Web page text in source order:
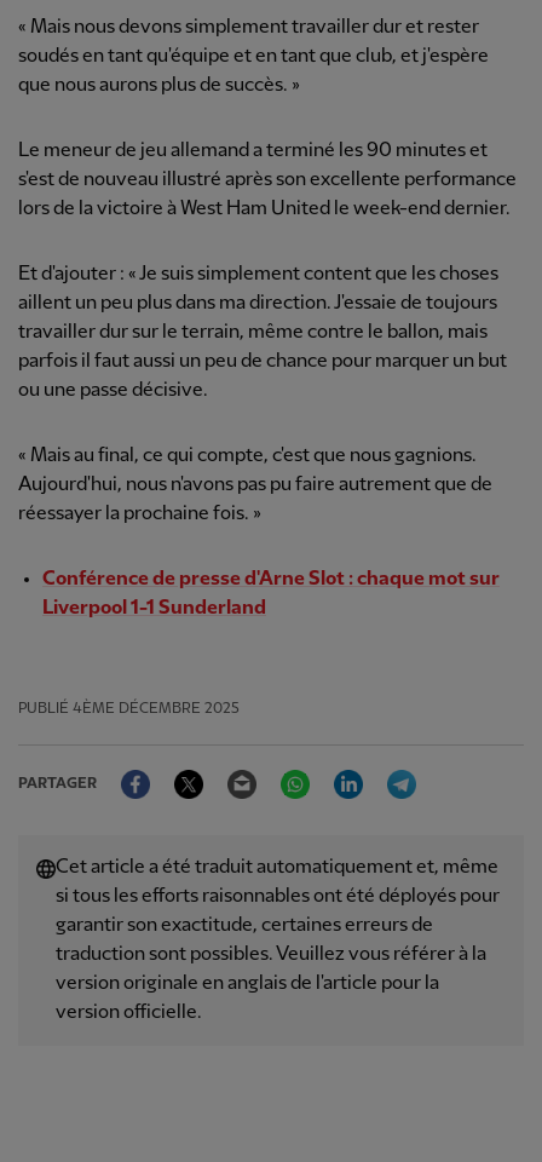
« Mais nous devons simplement travailler dur et rester
soudés en tant qu'équipe et en tant que club, et j'espère
que nous aurons plus de succès. »
Le meneur de jeu allemand a terminé les 90 minutes et
s'est de nouveau illustré après son excellente performance
lors de la victoire à West Ham United le week-end dernier.
Et d'ajouter : « Je suis simplement content que les choses
aillent un peu plus dans ma direction. J'essaie de toujours
travailler dur sur le terrain, même contre le ballon, mais
parfois il faut aussi un peu de chance pour marquer un but
ou une passe décisive.
« Mais au final, ce qui compte, c'est que nous gagnions.
Aujourd'hui, nous n'avons pas pu faire autrement que de
réessayer la prochaine fois. »
Conférence de presse d'Arne Slot : chaque mot sur
Liverpool 1-1 Sunderland
PUBLIÉ 4ÈME DÉCEMBRE 2025
PARTAGER
FacebookTwitter Email WhatsAppLinkedIn
Cet article a été traduit automatiquement et, même
si tous les efforts raisonnables ont été déployés pour
garantir son exactitude, certaines erreurs de
traduction sont possibles. Veuillez vous référer à la
version originale en anglais de l'article pour la
version officielle.